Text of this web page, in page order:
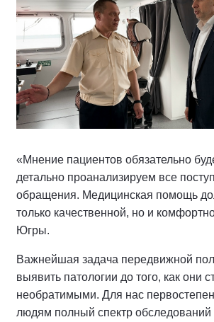
«Мнение пациентов обязательно
детально проанализируем все
обращения. Медицинская помощь
только качественной, но и
Югры.
Важнейшая задача передвижной
выявить патологии до того, как они
необратимыми. Для нас
людям полный спектр